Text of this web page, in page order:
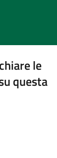
le
questa